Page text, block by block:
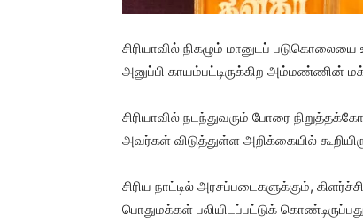
சிரியாவில் நிகழும் மானுடப்
அனுப்பி காயம்பட்டிருக்கிற அம்மண்ணின்
சிரியாவில் நடந்துவரும் போரை
அவர்கள் விடுத்துள்ள அறிக்கையில்
சிரிய நாட்டில் அரசப்படைகளுக்கும்,
பொதுமக்கள் பலியிடப்பட்டுக்